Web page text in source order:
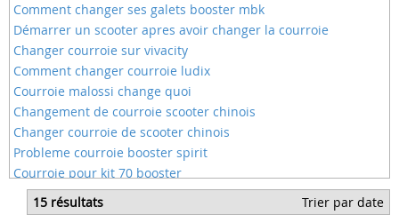
Comment changer ses galets booster mbk
Démarrer un scooter apres avoir changer la courroie
Changer courroie sur vivacity
Comment changer courroie ludix
Courroie malossi change quoi
Changement de courroie scooter chinois
Changer courroie de scooter chinois
Probleme courroie booster spirit
Courroie pour kit 70 booster
Changer cable d'accélérateur booster
Changer cylindre piston booster
15 résultats Trier par date